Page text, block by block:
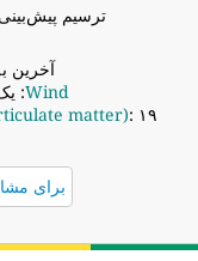
ترسیم پیش‌بینی با استفاده از منطقه زمانی +08:00
آخرین
Wind
:
matter) : ۱۹ ساعت پیش
برای